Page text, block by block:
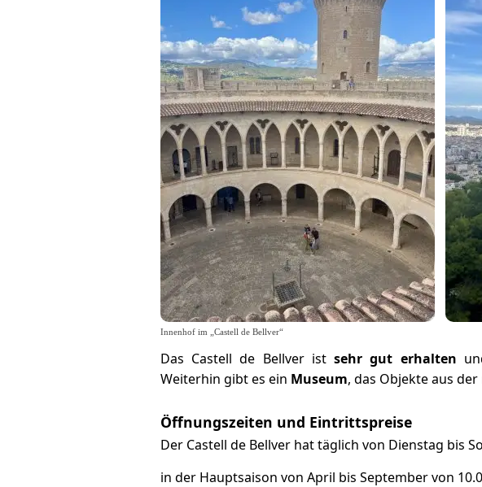
Innenhof im „Castell de Bellver“
Das Castell de Bellver istsehr gut erhalten
Weiterhin gibt es ein Museum, das Objekte aus der
Öffnungszeiten und Eintrittspreise
Der Castell de Bellver hat täglich von Dienstag bis
in der Hauptsaison von April bis September von